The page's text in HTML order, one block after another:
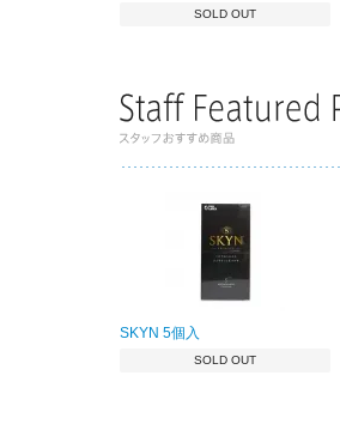
SOLD OUT
SKYN 5個入
SOLD OUT